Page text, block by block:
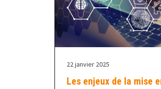
22 janvier 2025
Les enjeux de la mise